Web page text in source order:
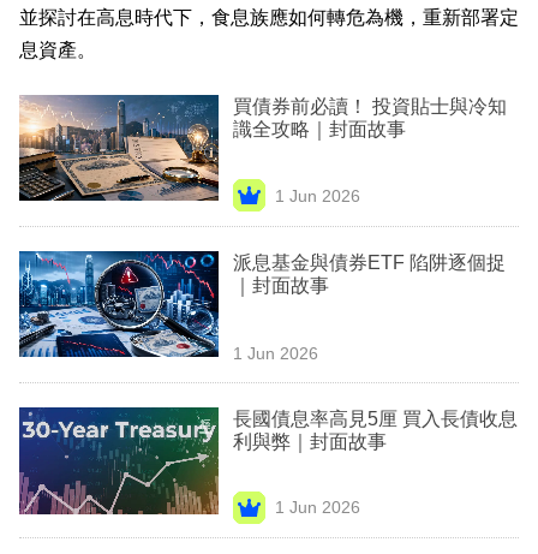
訂
閱
專
並探討在高息時代下，食息族應如何轉危為機，重新部署定
息資產。
買債券前必讀！ 投資貼士與冷知
識全攻略｜封面故事
1 Jun 2026
派息基金與債券ETF 陷阱逐個捉
｜封面故事
1 Jun 2026
長國債息率高見5厘 買入長債收息
利與弊｜封面故事
1 Jun 2026